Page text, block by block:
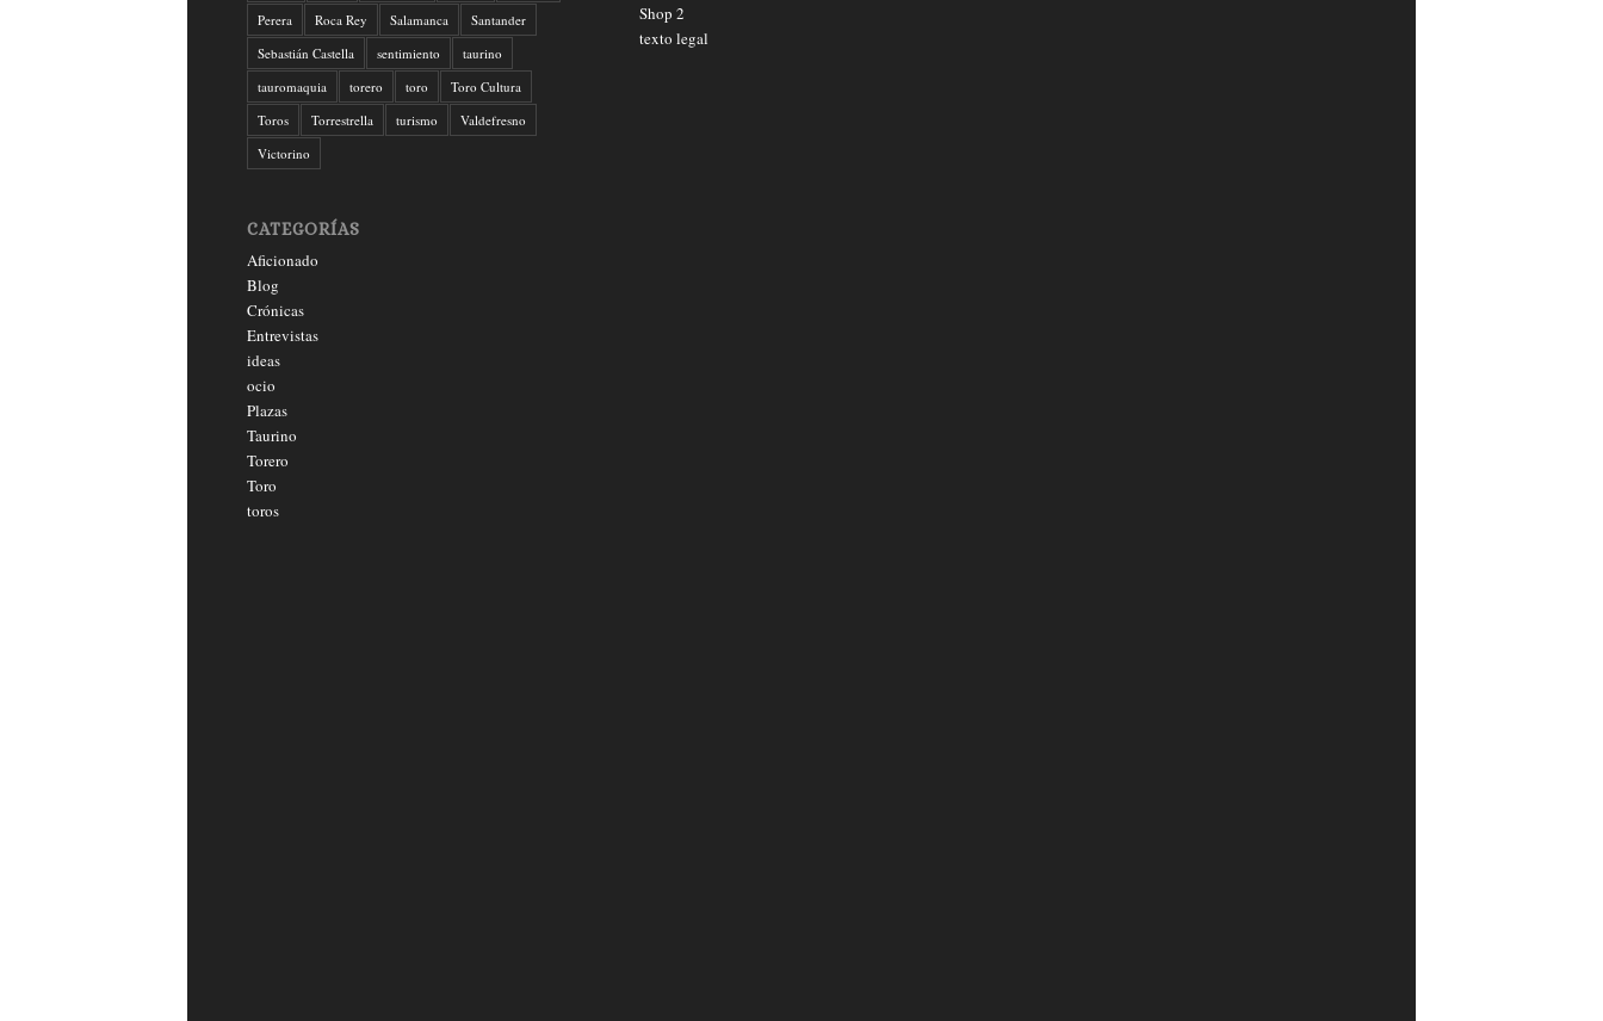
Perera
Roca Rey Salamanca
Santander
Sebastián Castella
sentimiento
taurino
tauromaquia
torero toro
Toro Cultura
Toros
Torrestrella turismo
Valdefresno
Victorino
CATEGORÍAS
Aficionado
Blog
Crónicas
Entrevistas
ideas
ocio
Plazas
Taurino
Torero
Toro
toros
Shop 2
texto legal